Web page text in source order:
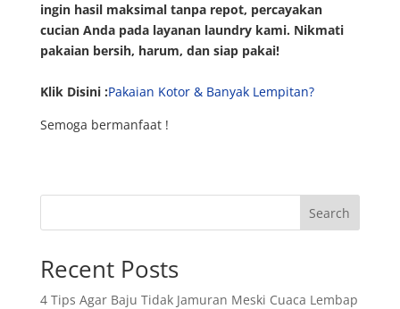
ingin hasil maksimal tanpa repot, percayakan
cucian Anda pada layanan laundry kami. Nikmati
pakaian bersih, harum, dan siap pakai!
Klik Disini :Pakaian Kotor & Banyak Lempitan?
Semoga bermanfaat !
Search
Recent Posts
4 Tips Agar Baju Tidak Jamuran Meski Cuaca Lembap